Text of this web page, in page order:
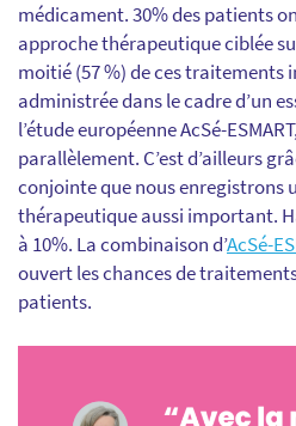
médicament. 30% des patients
approche thérapeutique ciblée
moitié (57 %) de ces traitements
administrée dans le cadre d’un
l’étude européenne AcSé-
parallèlement. C’est d’ailleurs
conjointe que nous enregistrons
thérapeutique aussi important.
à 10%. La combinaison d’AcSé-
ouvert les chances de
patients.